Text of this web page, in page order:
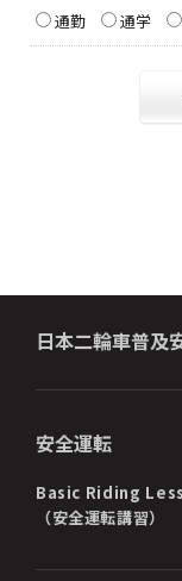
通勤 通学
日本二輪車普及
安全運転
Basic Riding
（安全運転講習）